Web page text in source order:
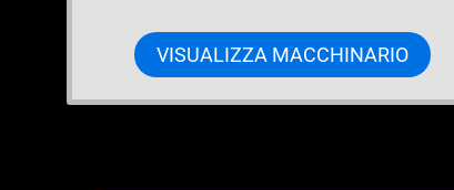
VISUALIZZA MACCHINARIO